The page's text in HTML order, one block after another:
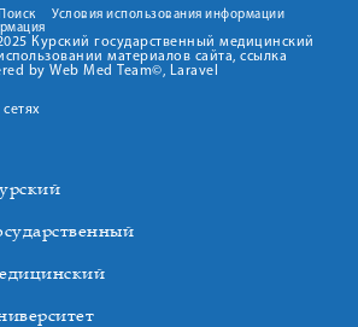
Поиск
Условия использования информации
Курский государственный медицинский
материалов сайта, ссылка
by Web Med Team©, Laravel